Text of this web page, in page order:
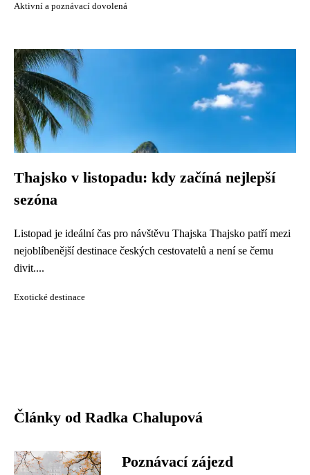
Aktivní a poznávací dovolená
Thajsko v listopadu: kdy začíná nejlepší
sezóna
Listopad je ideální čas pro návštěvu Thajska Thajsko patří mezi
nejoblíbenější destinace českých cestovatelů a není se čemu
divit....
Exotické destinace
Články od Radka Chalupová
Poznávací zájezd